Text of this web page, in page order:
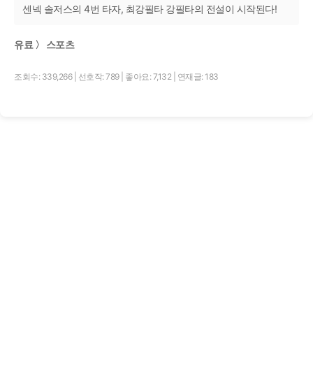
센넥 솔저스의 4번 타자, 최강필타 강필타의 전설이 시작된다!
유료 〉 스포츠
조회수: 339,266 선호작: 789 좋아요: 7,132 연재글: 183